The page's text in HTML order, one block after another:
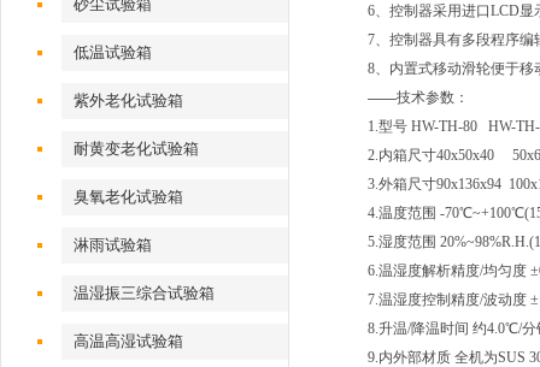
砂尘试验箱
低温试验箱
紫外老化试验箱
耐黄变老化试验箱
臭氧老化试验箱
淋雨试验箱
温湿振三综合试验箱
高温高湿试验箱
6、控制器采用进口LCD
7、控制器具有多段程序
8、内置式移动滑轮便于
——技术参数：
1.型号 HW-TH-80 HW-
2.内箱尺寸40x50x40
3.外箱尺寸90x136x94
4.温度范围 -
5.湿度范围
6.温湿度解析精度/均匀度
7.温湿度控制精度/波动度
8.升温/降温时间 约4.0℃/
9.内外部材质 全机为SUS